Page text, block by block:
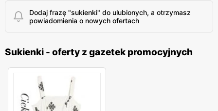
Dodaj frazę "sukienki" do ulubionych, a otrzymasz
powiadomienia o nowych ofertach
Sukienki - oferty z gazetek promocyjnych